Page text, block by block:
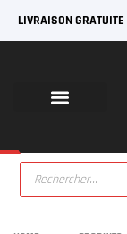
LIVRAISON GRATUITE